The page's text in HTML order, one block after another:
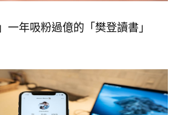
一年吸粉過億的「樊登讀書」